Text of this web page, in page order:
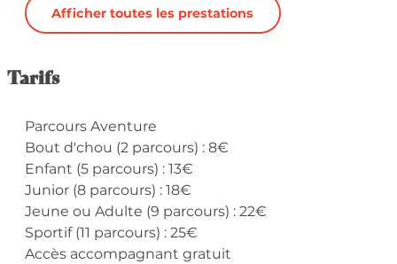
Afficher toutes les prestations
Tarifs
Parcours Aventure
Bout d'chou (2 parcours) : 8€
Enfant (5 parcours) : 13€
Junior (8 parcours) : 18€
Jeune ou Adulte (9 parcours) : 22€
Sportif (11 parcours) : 25€
Accès accompagnant gratuit